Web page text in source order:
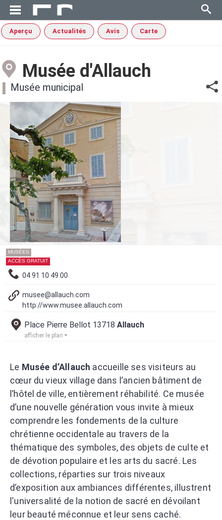
Aperçu Actualités Avis Carte
Musée d'Allauch
Musée municipal
MUSÉES
ACCÈS GRATUIT
04 91 10 49 00
musee@allauch.com
http://www.musee.allauch.com
Place Pierre Bellot 13718 Allauch
afficher le plan
Le Musée d’Allauch accueille ses visiteurs au
cœur du vieux village dans l’ancien bâtiment de
l’hôtel de ville, entièrement réhabilité. Ce musée
d’une nouvelle génération vous invite à mieux
comprendre les fondements de la culture
chrétienne occidentale au travers de la
thématique des symboles, des objets de culte et
de dévotion populaire et les arts du sacré. Les
collections, réparties sur trois niveaux
d’exposition aux ambiances différentes, illustrent
l'universalité de la notion de sacré en dévoilant
leur beauté méconnue et leur sens caché.